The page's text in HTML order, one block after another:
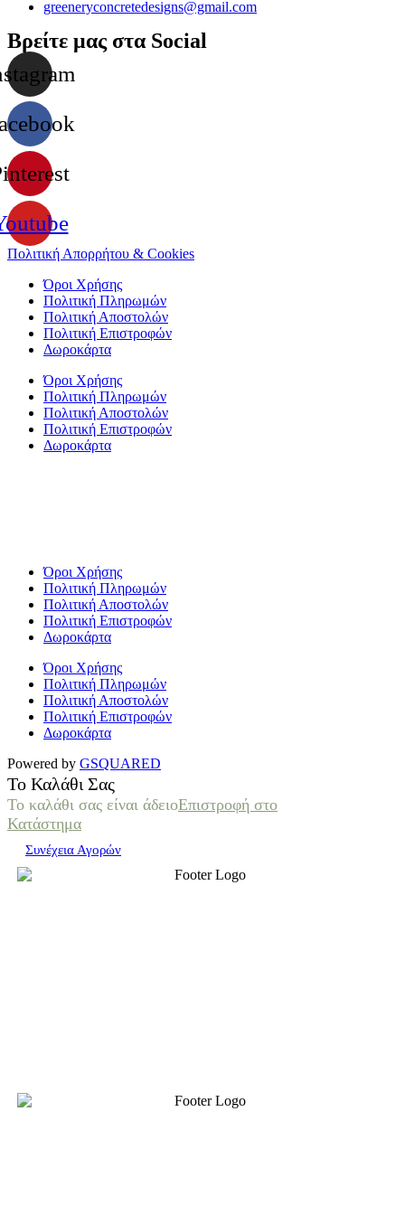
greeneryconcretedesigns@gmail.com
Βρείτε μας στα Social
Πολιτική Απορρήτου & Cookies
Όροι Χρήσης
Πολιτική Πληρωμών
Πολιτική Αποστολών
Πολιτική Επιστροφών
Δωροκάρτα
Όροι Χρήσης
Πολιτική Πληρωμών
Πολιτική Αποστολών
Πολιτική Επιστροφών
Δωροκάρτα
Όροι Χρήσης
Πολιτική Πληρωμών
Πολιτική Αποστολών
Πολιτική Επιστροφών
Δωροκάρτα
Όροι Χρήσης
Πολιτική Πληρωμών
Πολιτική Αποστολών
Πολιτική Επιστροφών
Δωροκάρτα
Powered by GSQUARED
Το Καλάθι Σας
Το καλάθι σας είναι άδειοΕπιστροφή στο
Κατάστημα
Συνέχεια Αγορών